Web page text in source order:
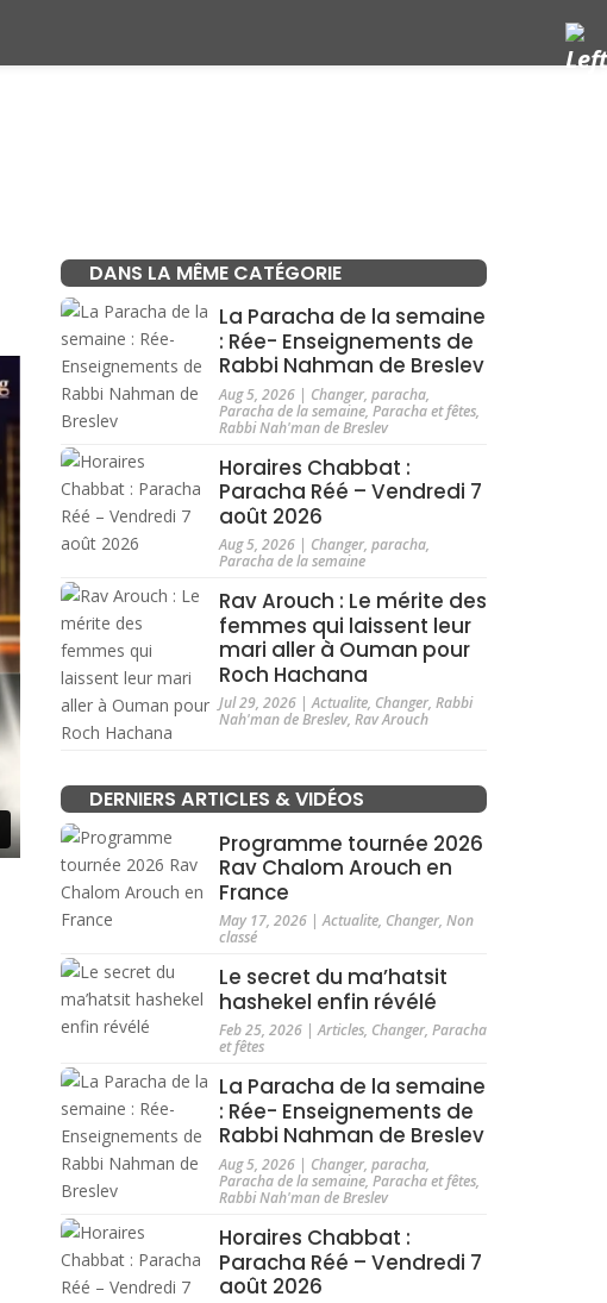
DANS LA MÊME CATÉGORIE
La Paracha de la semaine
: Rée- Enseignements de
Rabbi Nahman de Breslev
Aug 5, 2026| Changer, paracha,
Paracha de la semaine, Paracha et fêtes,
Rabbi Nah'man de Breslev
Horaires Chabbat :
Paracha Réé – Vendredi 7
août 2026
Aug 5, 2026| Changer, paracha,
Paracha de la semaine
Rav Arouch : Le mérite des
femmes qui laissent leur
mari aller à Ouman pour
Roch Hachana
Jul 29, 2026|Actualite, Changer, Rabbi
Nah'man de Breslev, Rav Arouch
DERNIERS ARTICLES & VIDÉOS
Programme tournée 2026
Rav Chalom Arouch en
France
May 17, 2026|Actualite, Changer, Non
classé
Le secret du ma’hatsit
hashekel enfin révélé
Feb 25, 2026|Articles, Changer, Paracha
et fêtes
La Paracha de la semaine
: Rée- Enseignements de
Rabbi Nahman de Breslev
Aug 5, 2026| Changer, paracha,
Paracha de la semaine, Paracha et fêtes,
Rabbi Nah'man de Breslev
Horaires Chabbat :
Paracha Réé – Vendredi 7
août 2026